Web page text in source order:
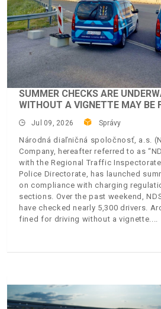
SUMMER CHECKS ARE
WITHOUT A VIGNETTE MAY BE
Jul 09, 2026 Správy
Národná diaľničná spoločnosť, a.s.
Company, hereafter referred to as
with the Regional Traffic
Police Directorate, has launched
on compliance with charging
sections. Over the past weekend,
have checked nearly 5,300 drivers.
fined for driving without a vignette.